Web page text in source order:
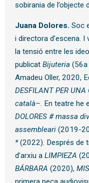
sobirania de l’objecte
Juana Dolores. Soc
i directora d’escena.
la tensió entre les
publicat Bijuteria (56a
Amadeu Oller, 2020,
DESFILANT PER
català–. En teatre he
DOLORES # massa
assembleari(2019-
*(2022). Després de
d’arxiu a LIMPIEZA
BÁRBARA (2020),